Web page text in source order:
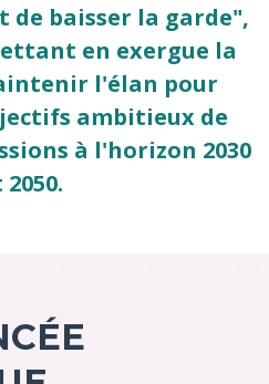
de baisser la garde",
en exergue la
l'élan pour
ambitieux de
à l'horizon 2030